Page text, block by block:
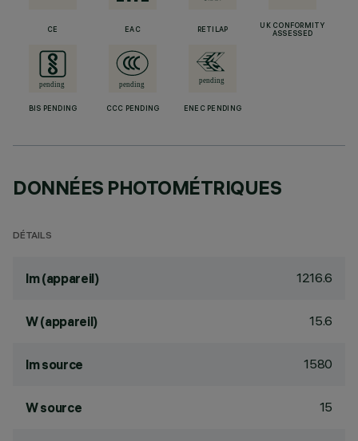
CE EAC RETILAP
UK CONFORMITY
ASSESSED
BIS PENDING CCC PENDING ENEC PENDING
DONNÉES PHOTOMÉTRIQUES
DÉTAILS
lm (appareil) 1216.6
W (appareil) 15.6
lm source 1580
W source 15